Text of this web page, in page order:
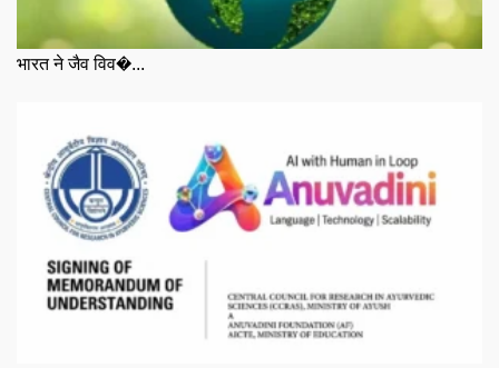
भारत ने जैव विव�...